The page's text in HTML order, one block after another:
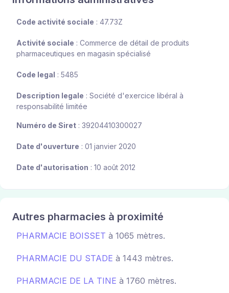
Code activité sociale : 47.73Z
Activité sociale : Commerce de détail de produits
pharmaceutiques en magasin spécialisé
Code legal : 5485
Description legale : Société d'exercice libéral à
responsabilité limitée
Numéro de Siret : 39204410300027
Date d'ouverture : 01 janvier 2020
Date d'autorisation : 10 août 2012
Autres pharmacies à proximité
PHARMACIE BOISSET à 1065 mètres.
PHARMACIE DU STADE à 1443 mètres.
PHARMACIE DE LA TINE à 1760 mètres.